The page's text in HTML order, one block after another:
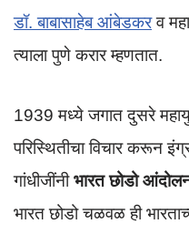
डॉ. बाबासाहेब आंबेडकरव
त्याला पुणे करार म्हणतात.
1939 मध्ये जगात दुसरे
परिस्थितीचा विचार करून
गांधीजींनीभारत छोडो
भारत छोडो चळवळ ही